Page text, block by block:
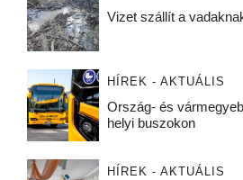
Vizet szállít a
HÍREK - AKTUÁLIS
Ország- és
helyi buszokon
HÍREK - AKTUÁLIS